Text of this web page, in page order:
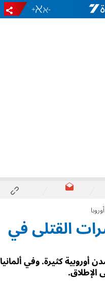
-
+
القتلى في
كثيرة. وفي ألمانيا
الإطلاق.